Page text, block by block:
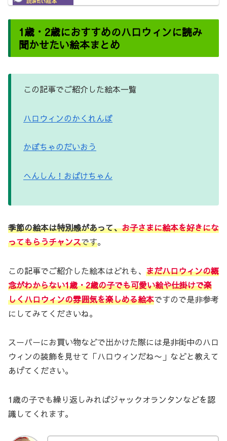
1歳・2歳におすすめのハロウィンに読み
聞かせたい絵本まとめ
この記事でご紹介した絵本一覧
ハロウィンのかくれんぼ
かぼちゃのだいおう
へんしん！おばけちゃん
季節の絵本は特別感があって、お子さまに絵本を好きにな
ってもらうチャンスです。
この記事でご紹介した絵本はどれも、 まだハロウィンの概
念がわからない1歳・2歳の子でも可愛い絵や仕掛けで楽
しくハロウィンの雰囲気を楽しめる絵本ですので是非参考
にしてみてくださいね。
スーパーにお買い物などで出かけた際には是非街中のハロ
ウィンの装飾を見せて「ハロウィンだね〜」などと教えて
あげてください。
1歳の子でも繰り返しみればジャックオランタンなどを認
識してくれます。